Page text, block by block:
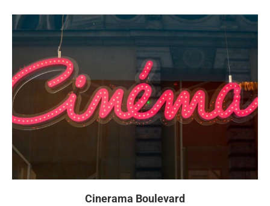
Cinerama Boulevard